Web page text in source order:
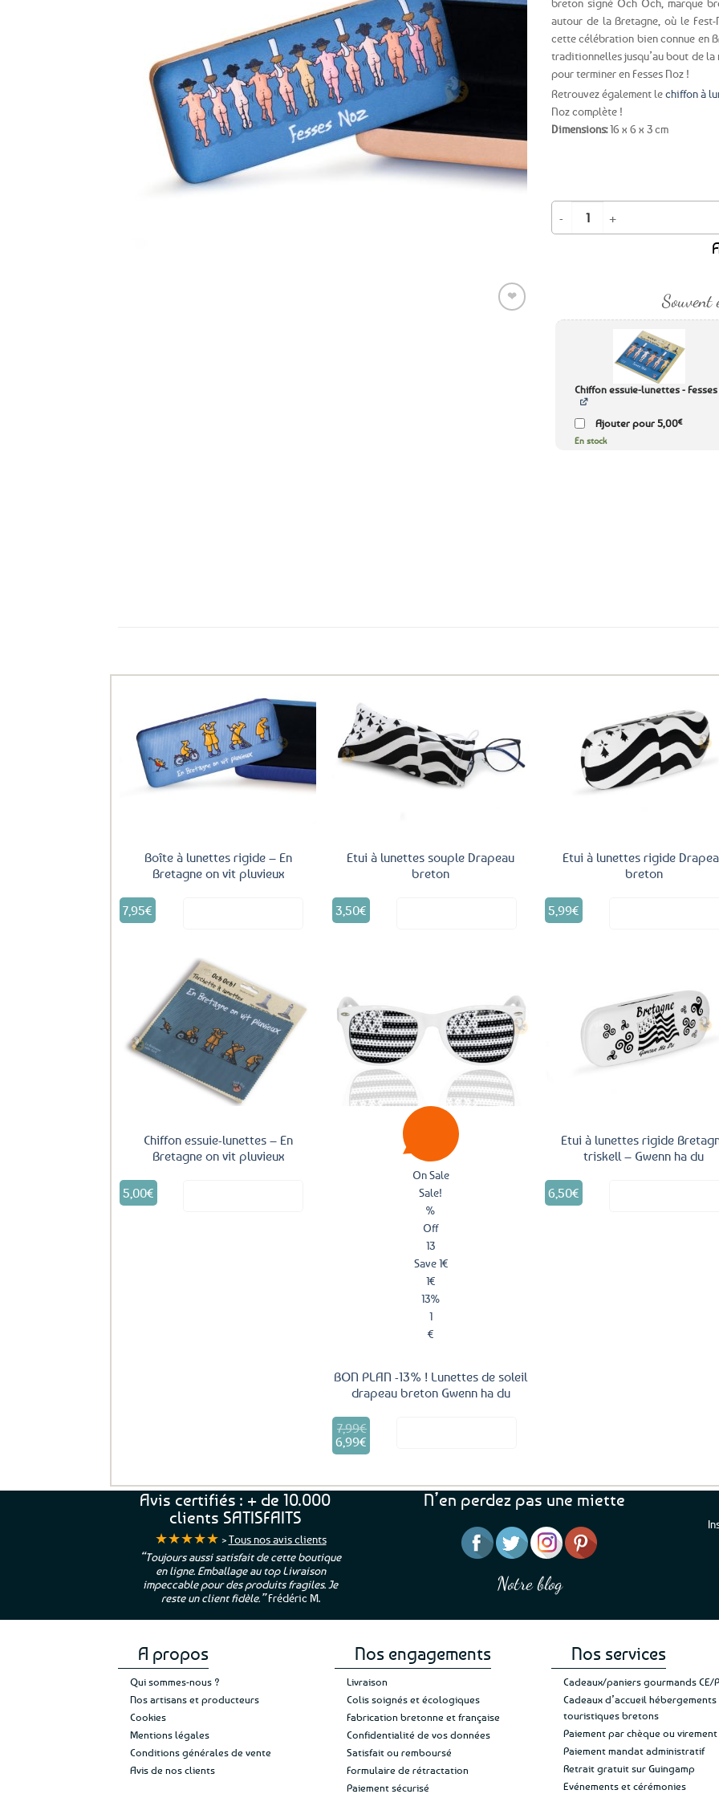
❤
breton signé Och Och, marque
autour de la Bretagne, où le
cette célébration bien connue en
traditionnelles jusqu’au bout de
pour terminer en Fesses Noz !
Retrouvez également lechiffon à
Noz complète !
Dimensions:16 x 6 x 3 cm
Souvent
Chiffon essuie-lunettes -
Ajouter pour5,00€
En stock
quantité de Boîte à lunettes rigide
Ajouter
aux
favoris
Boîte à lunettes rigide – En
Bretagne on vit pluvieux
7,95€
Ajouter
aux
favoris
Etui à lunettes souple Drapeau
breton
3,50€
aux
Etui à lunettes rigide
breton
5,99€
Ajouter
aux
favoris
Chiffon essuie-lunettes – En
Bretagne on vit pluvieux
5,00€
On Sale
Sale!
%
Off
13
Save 1€
1€
13%
1
€
Ajouter
aux
favoris
BON PLAN -13% ! Lunettes de soleil
drapeau breton Gwenn ha du
7,99€
Le
prix
initial
6,99€
Le
est :
aux
Etui à lunettes rigide
triskell – Gwenn ha du
6,50€
Avis certifiés : + de 10.000
clients SATISFAITS
★★★★★ >Tous nos avis clients
“Toujours aussi satisfait de cette boutique
en ligne. Emballage au top Livraison
impeccable pour des produits fragiles. Je
reste un client fidèle.”Frédéric M.
“Une boutique que je recommande pour
leur sérieux, des bons et beaux produits
et une équipe à l’écoute :-)”Patricia M.
“J’ai mis 5 étoiles parce
en mettre
Je suis plus que
de ma livraison. Ne
N’en perdez pas une miette
Notre blog
A propos
Qui sommes-nous ?
Nos artisans et producteurs
Cookies
Mentions légales
Conditions générales de vente
Avis de nos clients
Nos engagements
Livraison
Colis soignés et écologiques
Fabrication bretonne et française
Confidentialité de vos données
Satisfait ou remboursé
Formulaire de rétractation
Paiement sécurisé
Nos services
Cadeaux/paniers gourmands CE/
Cadeaux d’accueil hébergements
touristiques bretons
Paiement par chèque ou virement
Paiement mandat administratif
Retrait gratuit sur Guingamp
Evénements et cérémonies